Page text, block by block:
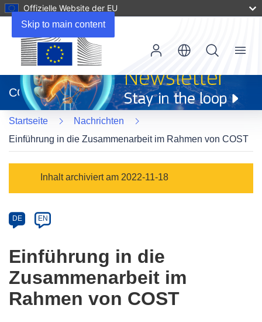
Skip to main content
Offizielle Website der EU
neuem
Fenster)
CORDIS
Menu
Startseite
Nachrichten
Einführung in die Zusammenarbeit im Rahmen von COST
Category
Inhalt archiviert am 2022-11-18
Article
available
the
following
languages:
DE EN
Einführung in die
Zusammenarbeit im
Rahmen von COST